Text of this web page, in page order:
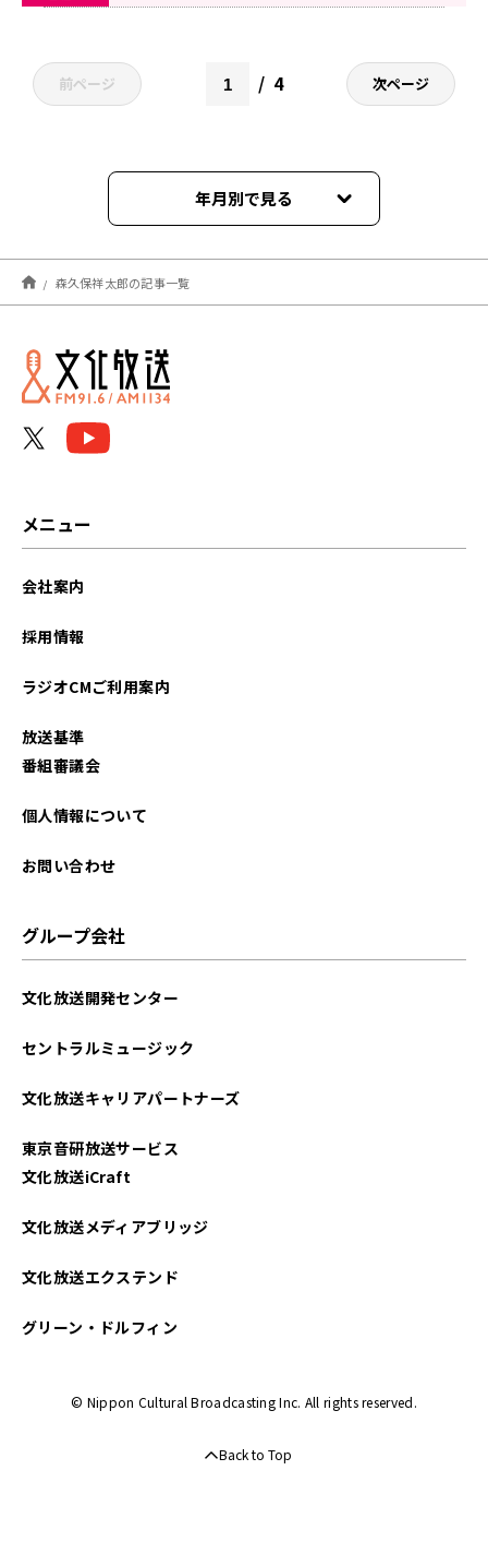
前ページ 4 次ページ
年月別で見る
2026年05月
2025年06月
2025年05月
2022年11月
2022年07月
2021年06月
2021年05月
2021年04月
森久保祥太郎の記事一覧
メニュー
会社案内
採用情報
ラジオCMご利用案内
放送基準
番組審議会
個人情報について
お問い合わせ
グループ会社
文化放送開発センター
セントラルミュージック
文化放送キャリアパートナーズ
東京音研放送サービス
文化放送iCraft
文化放送メディアブリッジ
文化放送エクステンド
グリーン・ドルフィン
© Nippon Cultural Broadcasting Inc. All rights reserved.
Back to Top